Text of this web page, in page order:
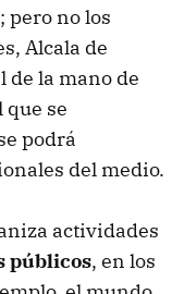
pero no los
Alcala de
de la mano de
que se
podrá
del medio.
actividades
públicos, en los